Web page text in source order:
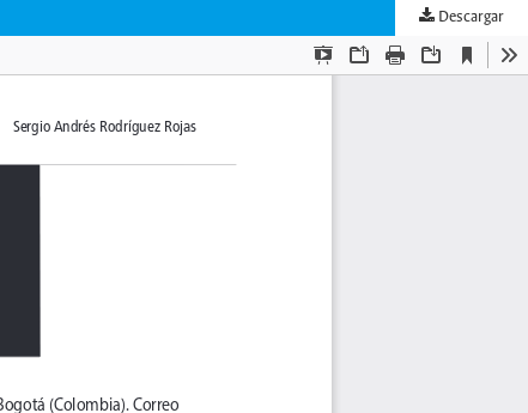
Descargar